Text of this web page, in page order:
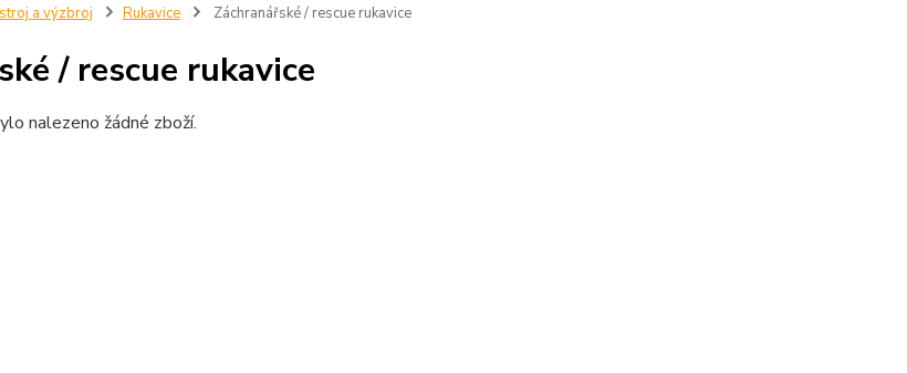
a výzbroj Rukavice Záchranářské / rescue rukavice
/ rescue rukavice
nalezeno žádné zboží.